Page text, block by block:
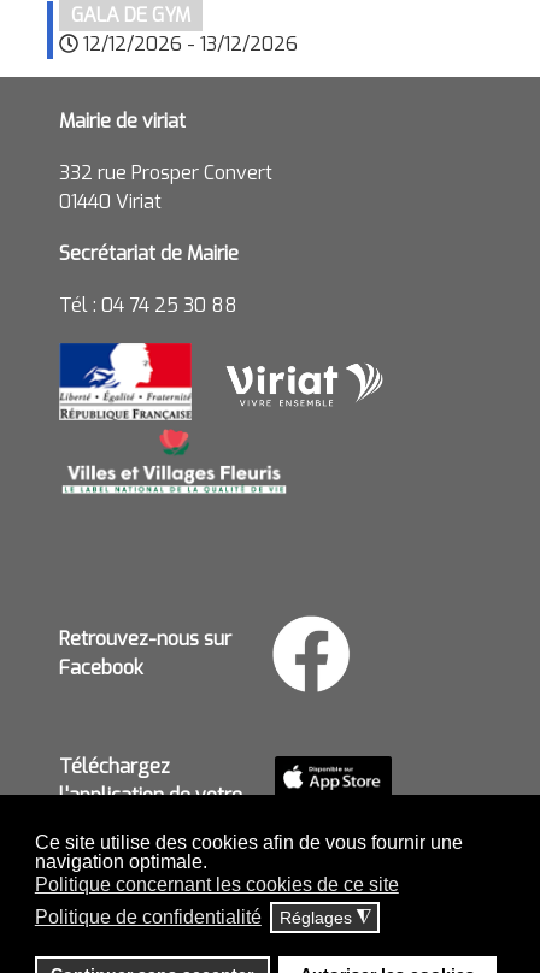
Ce site utilise des cookies afin de vous fournir une
navigation optimale.
Politique concernant les cookies de ce site
Politique de confidentialité
Réglages ◮
GALA DE GYM
12/12/2026 - 13/12/2026
Mairie de viriat
332 rue Prosper Convert
01440 Viriat
Secrétariat de Mairie
Tél : 04 74 25 30 88
Retrouvez-nous sur
Facebook
Téléchargez
l'application de votre